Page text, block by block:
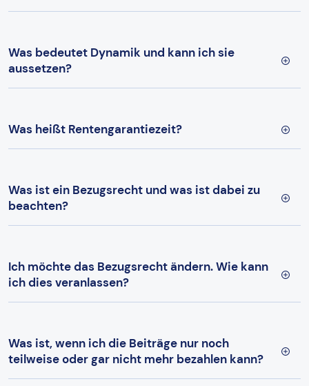
Was bedeutet Dynamik und kann ich sie
aussetzen?
Was heißt Rentengarantiezeit?
Was ist ein Bezugsrecht und was ist dabei zu
beachten?
Ich möchte das Bezugsrecht ändern. Wie kann
ich dies veranlassen?
Was ist, wenn ich die Beiträge nur noch
teilweise oder gar nicht mehr bezahlen kann?